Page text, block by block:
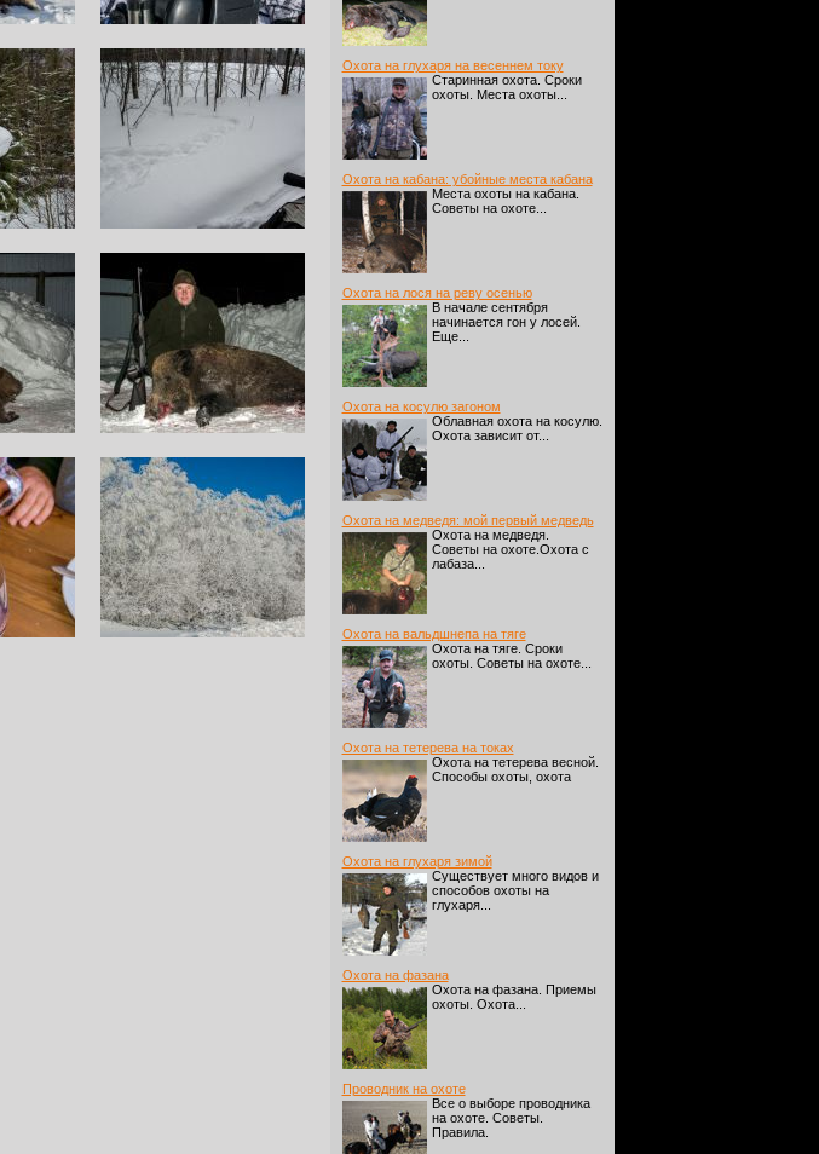
Охота на глухаря на весеннем току
Старинная охота. Сроки
охоты. Места охоты...
Охота на кабана: убойные места кабана
Места охоты на кабана.
Советы на охоте...
Охота на лося на реву осенью
В начале сентября
начинается гон у лосей.
Еще...
Охота на косулю загоном
Облавная охота на косулю.
Охота зависит от...
Охота на медведя: мой первый медведь
Охота на медведя.
Советы на охоте.Охота с
лабаза...
Охота на вальдшнепа на тяге
Охота на тяге. Сроки
охоты. Советы на охоте...
Охота на тетерева на токах
Охота на тетерева весной.
Способы охоты, охота
Охота на глухаря зимой
Существует много видов и
способов охоты на
глухаря...
Охота на фазана
Охота на фазана. Приемы
охоты. Охота...
Проводник на охоте
Все о выборе проводника
на охоте. Советы.
Правила.